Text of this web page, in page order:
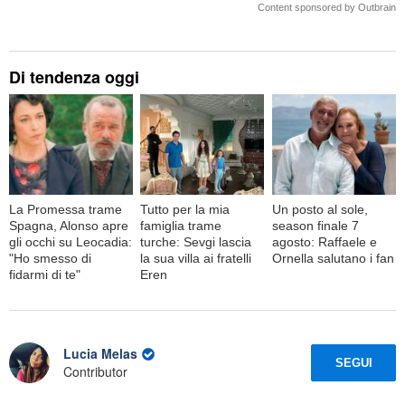
Content sponsored by Outbrain
Di tendenza oggi
La Promessa trame
Spagna, Alonso apre
gli occhi su Leocadia:
"Ho smesso di
fidarmi di te"
Tutto per la mia
famiglia trame
turche: Sevgi lascia
la sua villa ai fratelli
Eren
Un posto al sole,
season finale 7
agosto: Raffaele e
Ornella salutano i fan
Lucia Melas
Contributor
SEGUI